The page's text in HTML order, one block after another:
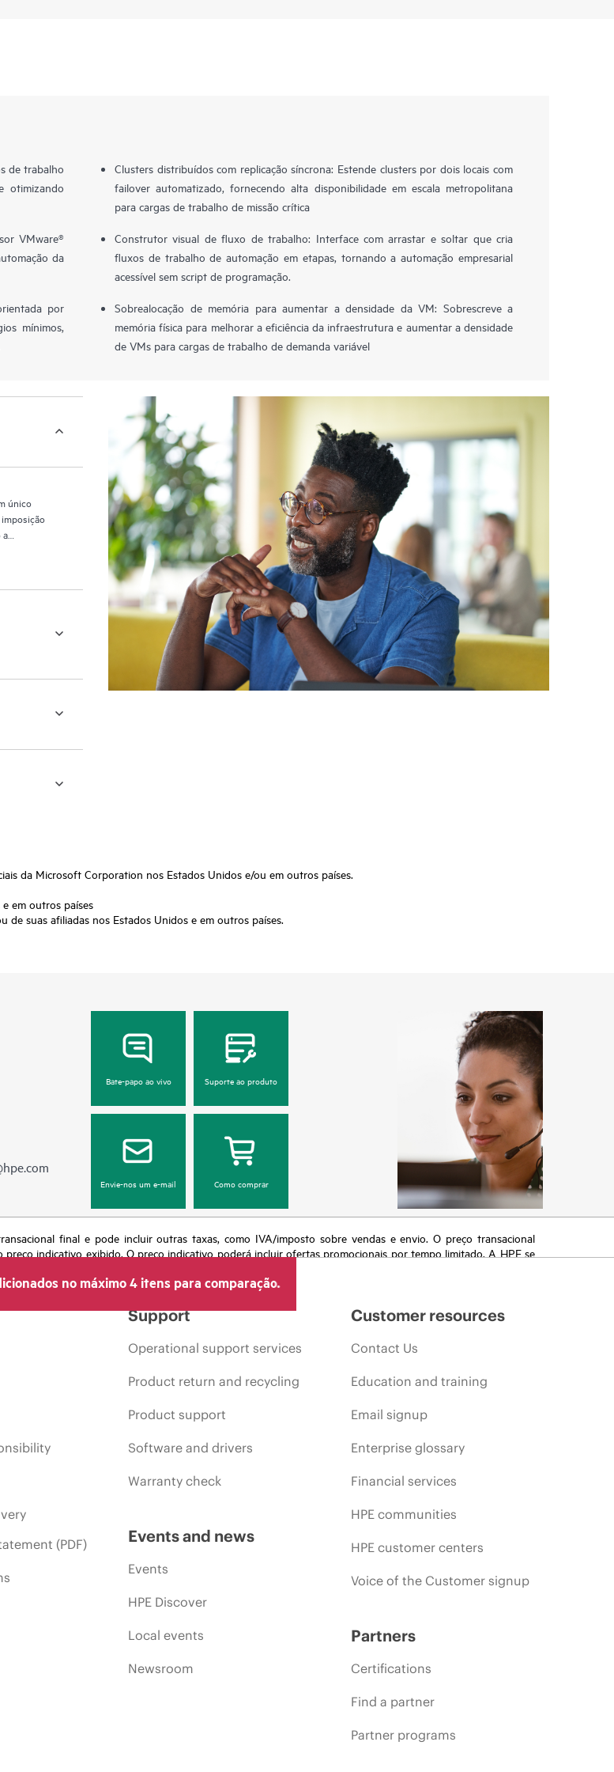
de trabalho
otimizando
VMware®
da
por
mínimos,
Clusters distribuídos com replicação síncrona: Estende clusters por dois locais com
failover automatizado, fornecendo alta disponibilidade em escala metropolitana
para cargas de trabalho de missão crítica
Construtor visual de fluxo de trabalho: Interface com arrastar e soltar que cria
fluxos de trabalho de automação em etapas, tornando a automação empresarial
acessível sem script de programação.
Sobrealocação de memória para aumentar a densidade da VM: Sobrescreve a
memória física para melhorar a eficiência da infraestrutura e aumentar a densidade
de VMs para cargas de trabalho de demanda variável
único
a
da Microsoft Corporation nos Estados Unidos e/ou em outros países.
em outros países
de suas afiliadas nos Estados Unidos e em outros países.
Bate-papo ao vivo Suporte ao produto
Envie-nos um e-mail Como comprar
final e pode incluir outras taxas, como IVA/imposto sobre vendas e envio. O preço transacional
indicativo exibido. O preço indicativo poderá incluir ofertas promocionais por tempo limitado. A HPE se
no máximo 4 itens para comparação.
(PDF)
Support
Operational support services
Product return and recycling
Product support
Software and drivers
Warranty check
Events and news
Events
HPE Discover
Local events
Newsroom
Customer resources
Contact Us
Education and training
Email signup
Enterprise glossary
Financial services
HPE communities
HPE customer centers
Voice of the Customer signup
Partners
Certifications
Find a partner
Partner programs